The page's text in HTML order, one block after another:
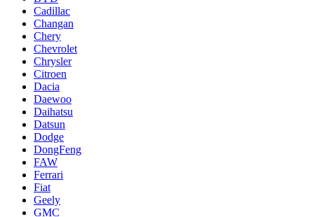
Cadillac
Changan
Chery
Chevrolet
Chrysler
Citroen
Dacia
Daewoo
Daihatsu
Datsun
Dodge
DongFeng
FAW
Ferrari
Fiat
Geely
GMC